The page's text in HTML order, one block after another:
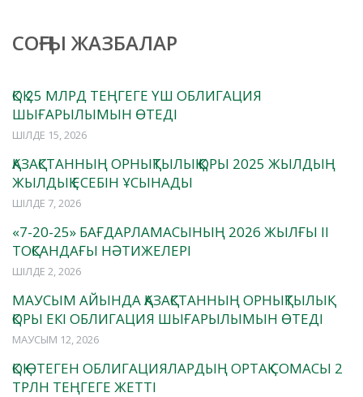
СОҢҒЫ ЖАЗБАЛАР
ҚОҚ 25 МЛРД ТЕҢГЕГЕ ҮШ ОБЛИГАЦИЯ
ШЫҒАРЫЛЫМЫН ӨТЕДІ
ШІЛДЕ 15, 2026
ҚАЗАҚСТАННЫҢ ОРНЫҚТЫЛЫҚ ҚОРЫ 2025 ЖЫЛДЫҢ
ЖЫЛДЫҚ ЕСЕБІН ҰСЫНАДЫ
ШІЛДЕ 7, 2026
«7-20-25» БАҒДАРЛАМАСЫНЫҢ 2026 ЖЫЛҒЫ II
ТОҚСАНДАҒЫ НӘТИЖЕЛЕРІ
ШІЛДЕ 2, 2026
МАУСЫМ АЙЫНДА ҚАЗАҚСТАННЫҢ ОРНЫҚТЫЛЫҚ
ҚОРЫ ЕКІ ОБЛИГАЦИЯ ШЫҒАРЫЛЫМЫН ӨТЕДІ
МАУСЫМ 12, 2026
ҚОҚ ӨТЕГЕН ОБЛИГАЦИЯЛАРДЫҢ ОРТАҚ СОМАСЫ 2
ТРЛН ТЕҢГЕГЕ ЖЕТТІ